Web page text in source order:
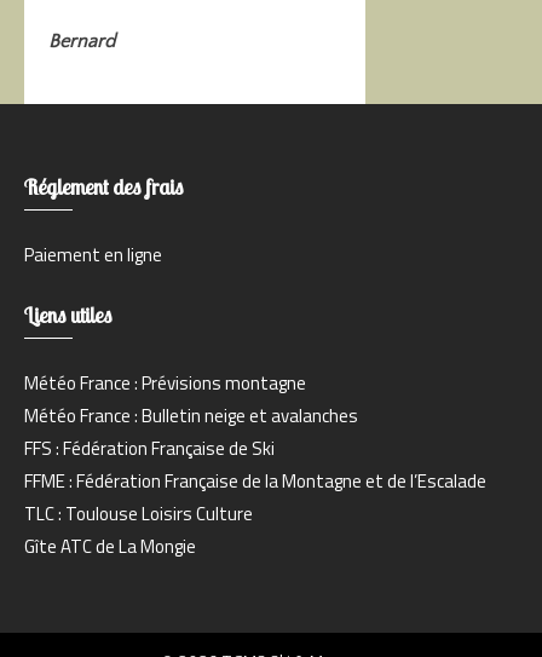
Bernard
Réglement des frais
Paiement en ligne
Liens utiles
Météo France : Prévisions montagne
Météo France : Bulletin neige et avalanches
FFS : Fédération Française de Ski
FFME : Fédération Française de la Montagne et de l’Escalade
TLC : Toulouse Loisirs Culture
Gîte ATC de La Mongie